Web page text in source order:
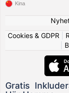
Kina
Cookies & GDPR
Gratis